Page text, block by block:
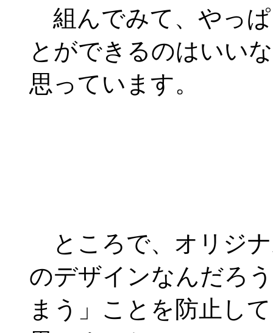
組んでみて、やっ
とができるのはいい
思っています。
ところで、オリジナ
のデザインなんだろ
まう」ことを防止し